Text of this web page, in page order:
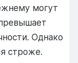
могут
Однако
строже.